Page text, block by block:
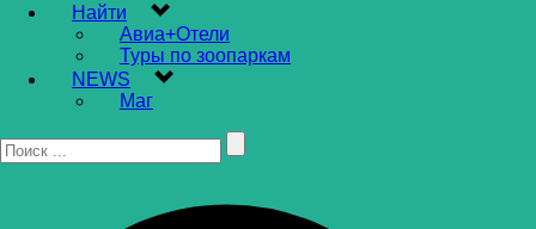
Найти
Авиа+Отели
Туры по зоопаркам
NEWS
Маг